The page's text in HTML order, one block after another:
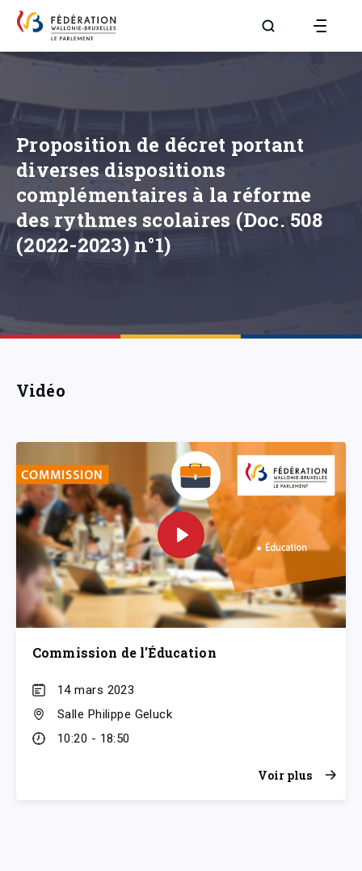
Aller à la page
Proposition de décret portant
diverses dispositions
complémentaires à la réforme
des rythmes scolaires (Doc. 508
(2022-2023) n°1)
Vidéo
Commission de l'Éducation
14 mars 2023
Salle Philippe Geluck
10:20 - 18:50
Voir plus